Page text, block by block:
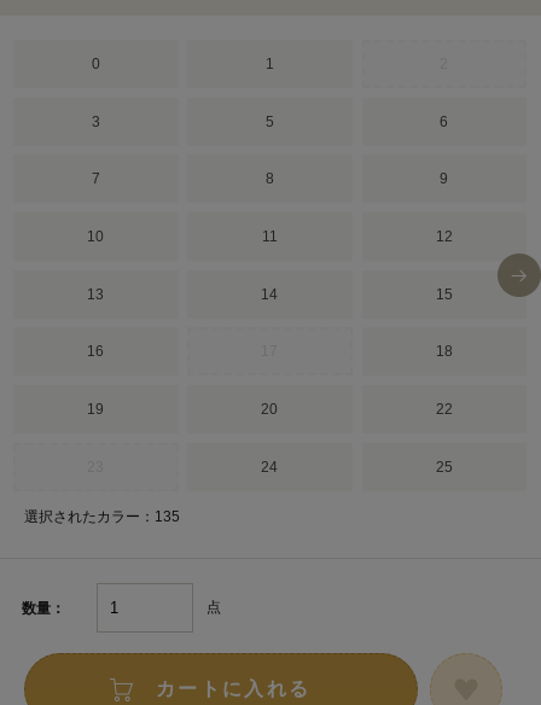
0 1
3 5 6
7 8 9
10 11 12
13 14 15
16 18
19 20 22
24 25
選択されたカラー：135
数量： 点
カートに入れる